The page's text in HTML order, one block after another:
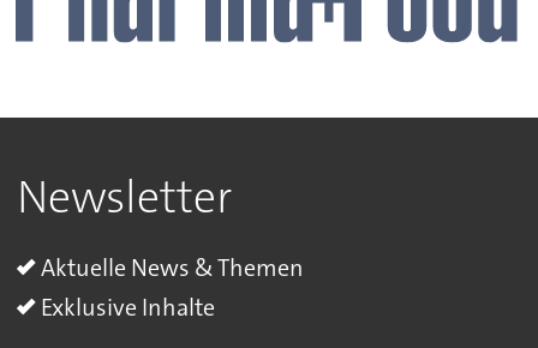
Newsletter
Aktuelle News & Themen
Exklusive Inhalte